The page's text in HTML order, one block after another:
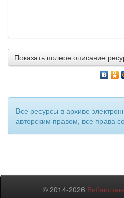
Показать полное описание
Все ресурсы в архиве
авторским правом, все права
© 2014-2026